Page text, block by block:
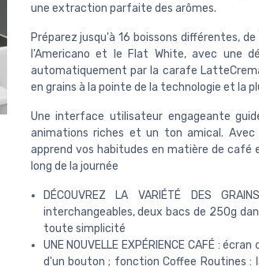
une extraction parfaite des arômes.
Préparez jusqu'à 16 boissons différentes,
l'Americano et le Flat White, avec une
automatiquement par la carafe
en grains à la pointe de la technologie et la
Une interface utilisateur engageante
animations riches et un ton amical.
apprend vos habitudes en matière de
long de la journée
DÉCOUVREZ LA VARIÉTÉ DES
interchangeables, deux bacs de 250g
toute simplicité
UNE NOUVELLE EXPÉRIENCE CAFÉ :
d'un bouton ; fonction Coffee Routines :